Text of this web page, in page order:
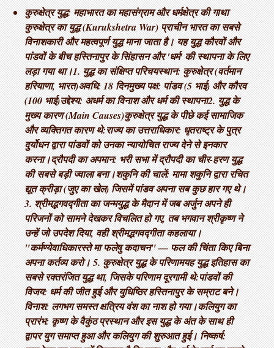
कुरुक्षेत्र युद्ध: महाभारत का महासंग्राम और धर्मक्षेत्र की गाथा ​
कुरुक्षेत्र का युद्ध (Kurukshetra War) प्राचीन भारत का सबसे
विनाशकारी और महत्वपूर्ण युद्ध माना जाता है। यह युद्ध कौरवों और
पांडवों के बीच हस्तिनापुर के सिंहासन और 'धर्म' की स्थापना के लिए
लड़ा गया था। ​1. युद्ध का संक्षिप्त परिचय ​स्थान: कुरुक्षेत्र (वर्तमान
हरियाणा, भारत) ​अवधि: 18 दिन ​मुख्य पक्ष: पांडव (5 भाई) और कौरव
(100 भाई) ​उद्देश्य: अधर्म का विनाश और धर्म की स्थापना ​2. युद्ध के
मुख्य कारण (Main Causes) ​कुरुक्षेत्र युद्ध के पीछे कई सामाजिक
और व्यक्तिगत कारण थे: ​राज्य का उत्तराधिकार: धृतराष्ट्र के पुत्र
दुर्योधन द्वारा पांडवों को उनका न्यायोचित राज्य देने से इनकार
करना। ​द्रौपदी का अपमान: भरी सभा में द्रौपदी का चीर-हरण युद्ध
की सबसे बड़ी ज्वाला बना। ​शकुनि की चालें: मामा शकुनि द्वारा रचित
द्यूत क्रीड़ा (जुए का खेल) जिसमें पांडव अपना सब कुछ हार गए थे। ​
3. श्रीमद्भगवद्गीता का जन्म ​युद्ध के मैदान में जब अर्जुन अपने ही
परिजनों को सामने देखकर विचलित हो गए, तब भगवान श्रीकृष्ण ने
उन्हें जो उपदेश दिया, वही श्रीमद्भगवद्गीता कहलाया। ​
"कर्मण्येवाधिकारस्ते मा फलेषु कदाचन" — फल की चिंता किए बिना
अपना कर्तव्य करो। 5. कुरुक्षेत्र युद्ध के परिणाम ​यह युद्ध इतिहास का
सबसे रक्तरंजित युद्ध था, जिसके परिणाम दूरगामी थे: ​पांडवों की
विजय: धर्म की जीत हुई और युधिष्ठिर हस्तिनापुर के सम्राट बने। ​
विनाश: लगभग समस्त क्षत्रिय वंश का नाश हो गया। ​कलियुग का
प्रारंभ: कृष्ण के वैकुंठ प्रस्थान और इस युद्ध के अंत के साथ ही
द्वापर युग समाप्त हुआ और कलियुग की शुरुआत हुई। निष्कर्ष: